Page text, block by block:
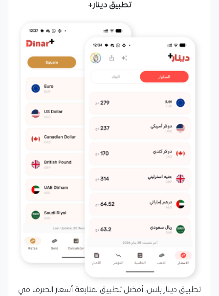
تطبيق دينار+
تطبيق دينار بلس، أفضل تطبيق لمتابعة أسعار الصرف في